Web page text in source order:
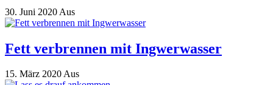
30. Juni 2020 Aus
Fett verbrennen mit Ingwerwasser
15. März 2020Aus